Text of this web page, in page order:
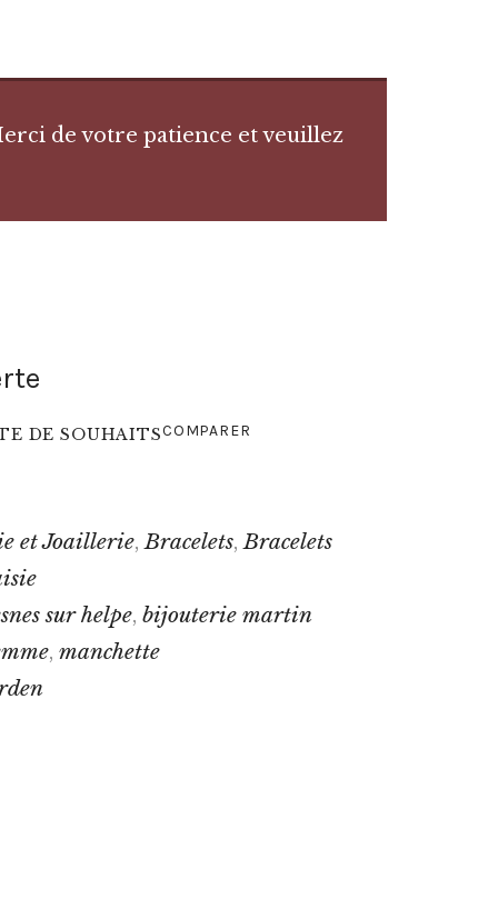
de votre patience et veuillez
DE SOUHAITSCOMPARER
et Joaillerie,Bracelets,Bracelets
sur helpe, bijouterie martin
, manchette